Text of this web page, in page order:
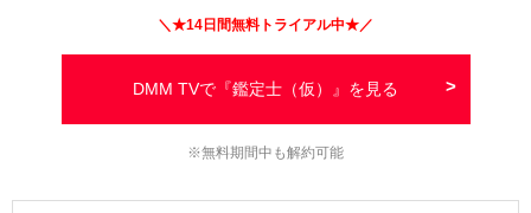
＼★14日間無料トライアル中★／
DMM TVで『鑑定士（仮）』を見る
※無料期間中も解約可能